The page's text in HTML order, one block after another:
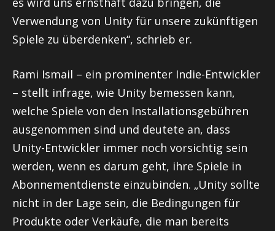
Verwendung von Unity für unsere zukünftigen
Spiele zu überdenken“, schrieb er.
Rami Ismail – ein prominenter Indie-Entwickler
– stellt infrage, wie Unity bemessen kann,
welche Spiele von den Installationsgebühren
ausgenommen sind und deutete an, dass
Unity-Entwickler immer noch vorsichtig sein
werden, wenn es darum geht, ihre Spiele in
Abonnementdienste einzubinden. „Unity sollte
nicht in der Lage sein, die Bedingungen für
Produkte oder Verkäufe, die man bereits